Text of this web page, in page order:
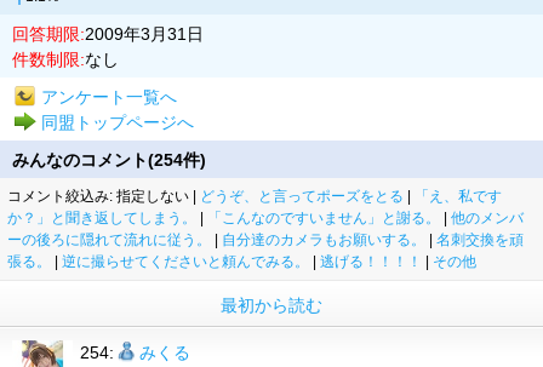
回答期限:2009年3月31日
件数制限:なし
アンケート一覧へ
同盟トップページへ
みんなのコメント(254件)
コメント絞込み: 指定しない | どうぞ、と言ってポーズをとる
「え、私です
か？」と聞き返してしまう。
「こんなのですいません」と謝る。
他のメンバ
ーの後ろに隠れて流れに従う。
自分達のカメラもお願いする。
名刺交換を頑
張る。
逆に撮らせてくださいと頼んでみる。 逃げる！！！！ その他
最初から読む
254:
みくる